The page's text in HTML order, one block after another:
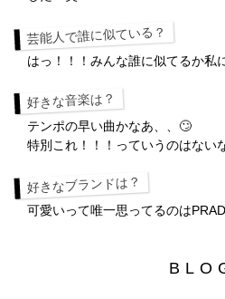
芸能人で誰に似ている？
はっ！！！みんな誰に似てるか私
好きな音楽は？
テンポの早い曲かなあ、、🙄
特別これ！！！っていうのはない
好きなブランドは？
可愛いって唯一思ってるのは